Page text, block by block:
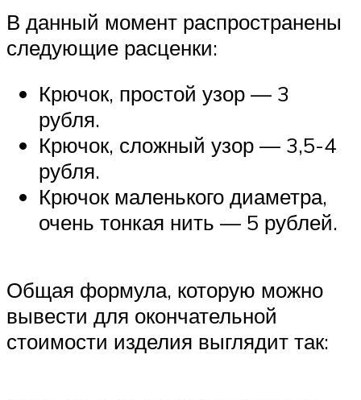
В данный момент распространены
следующие расценки:
Крючок, простой узор — 3
рубля.
Крючок, сложный узор — 3,5-4
рубля.
Крючок маленького диаметра,
очень тонкая нить — 5 рублей.
Общая формула, которую можно
вывести для окончательной
стоимости изделия выглядит так: